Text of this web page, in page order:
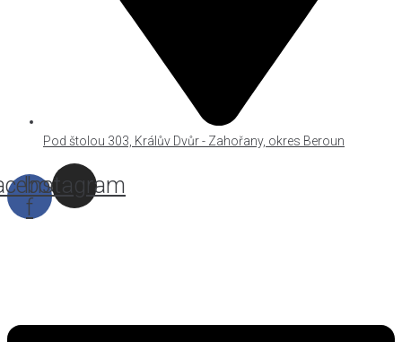
Pod štolou 303, Králův Dvůr - Zahořany, okres Beroun
f
Instagram